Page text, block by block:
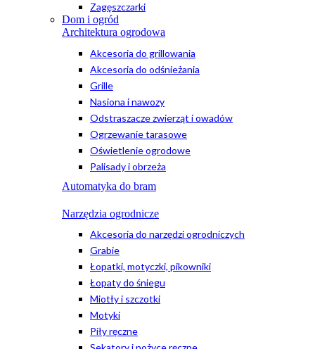
Zagęszczarki
Dom i ogród
Architektura ogrodowa
Akcesoria do grillowania
Akcesoria do odśnieżania
Grille
Nasiona i nawozy
Odstraszacze zwierząt i owadów
Ogrzewanie tarasowe
Oświetlenie ogrodowe
Palisady i obrzeża
Automatyka do bram
Narzędzia ogrodnicze
Akcesoria do narzędzi ogrodniczych
Grabie
Łopatki, motyczki, pikowniki
Łopaty do śniegu
Miotły i szczotki
Motyki
Piły ręczne